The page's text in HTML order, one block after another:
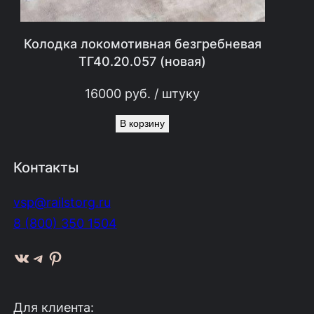
у
.
.
Колодка локомотивная безгребневая
ТГ40.20.057 (новая)
16000 руб. / штуку
В корзину
Контакты
vsp@railstorg.ru
8 (800) 350 1504
ВКонтакте Telegram Pinterest
Для клиента: